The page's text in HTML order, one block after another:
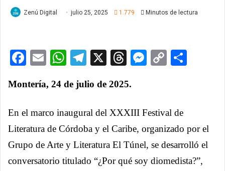
Zenú Digital julio 25, 2025 1.779 Minutos de lectura
Facebook
EmailWhatsApp
Telegram
X ThreadsCopy
Montería, 24 de julio de 2025.
En el marco inaugural del XXXIII Festival de
Literatura de Córdoba y el Caribe, organizado por el
Grupo de Arte y Literatura El Túnel, se desarrolló el
conversatorio titulado “¿Por qué soy diomedista?”,